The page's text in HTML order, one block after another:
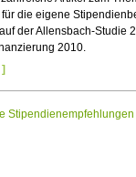
die eigene
der Allensbach-Studie
2010.
]
Stipendienempfehlungen